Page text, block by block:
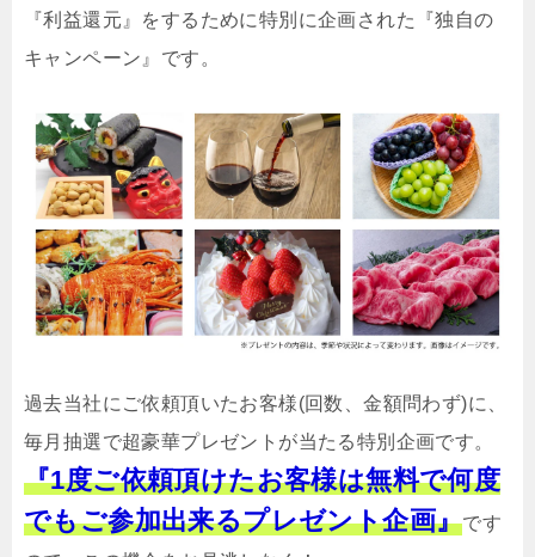
『利益還元』をするために特別に企画された『独自の
キャンペーン』です。
過去当社にご依頼頂いたお客様(回数、金額問わず)に、
毎月抽選で超豪華プレゼントが当たる特別企画です。
『1度ご依頼頂けたお客様は無料で何度
でもご参加出来るプレゼント企画』です